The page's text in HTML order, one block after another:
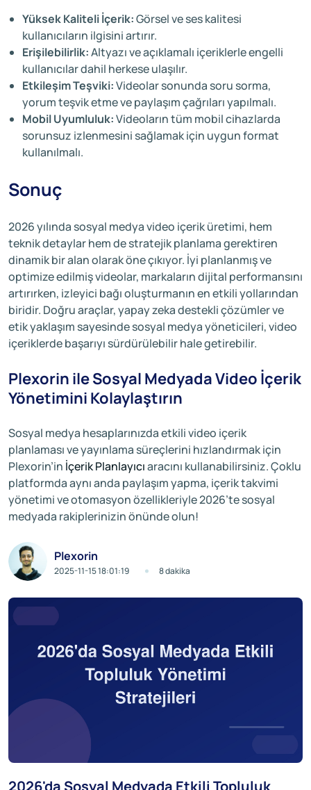
Yüksek Kaliteli İçerik:Görsel ve ses kalitesi
kullanıcıların ilgisini artırır.
Erişilebilirlik:Altyazı ve açıklamalı içeriklerle engelli
kullanıcılar dahil herkese ulaşılır.
Etkileşim Teşviki:Videolar sonunda soru sorma,
yorum teşvik etme ve paylaşım çağrıları yapılmalı.
Mobil Uyumluluk:Videoların tüm mobil cihazlarda
sorunsuz izlenmesini sağlamak için uygun format
kullanılmalı.
Sonuç
2026 yılında sosyal medya video içerik üretimi, hem
teknik detaylar hem de stratejik planlama gerektiren
dinamik bir alan olarak öne çıkıyor. İyi planlanmış ve
optimize edilmiş videolar, markaların dijital performansını
artırırken, izleyici bağı oluşturmanın en etkili yollarından
biridir. Doğru araçlar, yapay zeka destekli çözümler ve
etik yaklaşım sayesinde sosyal medya yöneticileri, video
içeriklerde başarıyı sürdürülebilir hale getirebilir.
Plexorin ile Sosyal Medyada Video İçerik
Yönetimini Kolaylaştırın
Sosyal medya hesaplarınızda etkili video içerik
planlaması ve yayınlama süreçlerini hızlandırmak için
Plexorin’in İçerik Planlayıcıaracını kullanabilirsiniz. Çoklu
platformda aynı anda paylaşım yapma, içerik takvimi
yönetimi ve otomasyon özellikleriyle 2026’te sosyal
medyada rakiplerinizin önünde olun!
Plexorin
2025-11-15 18:01:19 8 dakika
2026'da Sosyal Medyada Etkili Topluluk